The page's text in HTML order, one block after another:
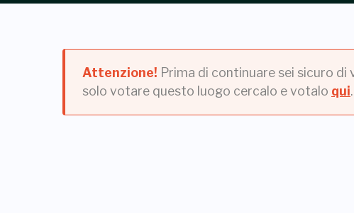
Attenzione! Prima di continuare sei sicuro di
solo votare questo luogo cercalo e votalo qui.